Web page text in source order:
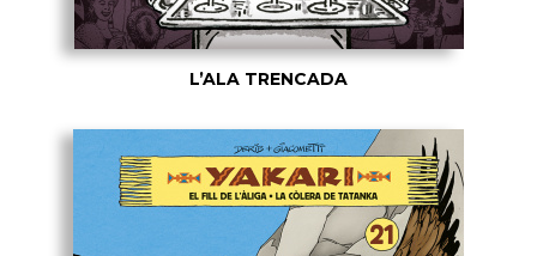
L’ALA TRENCADA